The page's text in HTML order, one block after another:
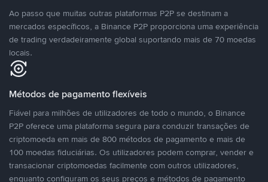
Ao passo que muitas outras plataformas P2P se destinam a
mercados específicos, a Binance P2P proporciona uma experiência
de trading verdadeiramente global suportando mais de 70 moedas
locais.
Métodos de pagamento flexíveis
Fiável para milhões de utilizadores de todo o mundo, o Binance
P2P oferece uma plataforma segura para conduzir transações de
criptomoeda em mais de 800 métodos de pagamento e mais de
100 moedas fiduciárias. Os utilizadores podem comprar, vender e
transacionar criptomoedas facilmente com outros utilizadores,
enquanto configuram os seus preços e métodos de pagamento